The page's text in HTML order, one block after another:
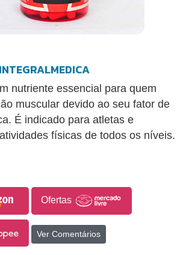
nutriente essencial para quem
muscular devido ao seu fator de
É indicado para atletas e
físicas de todos os níveis.
Ofertas
Ver Comentários